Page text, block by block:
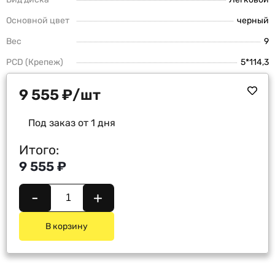
Основной цвет
черный
Вес
9
PCD (Крепеж)
5*114,3
9 555₽/шт
Под заказ от 1 дня
Итого:
9 555 ₽
- +
В корзину